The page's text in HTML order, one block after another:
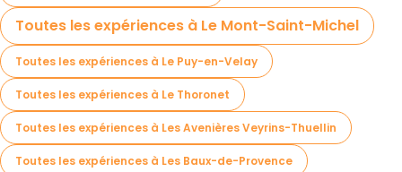
Toutes les expériences à Le Mont-Saint-Michel
Toutes les expériences à Le Puy-en-Velay
Toutes les expériences à Le Thoronet
Toutes les expériences à Les Avenières Veyrins-Thuellin
Toutes les expériences à Les Baux-de-Provence